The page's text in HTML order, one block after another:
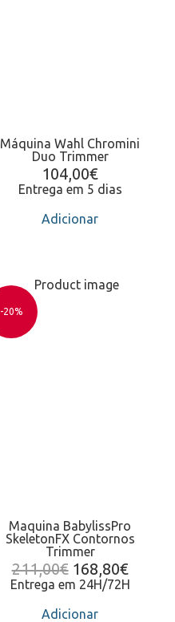
Máquina Wahl Chromini
Duo Trimmer
104,00€
Entrega em 5 dias
Adicionar
-20%
Maquina BabylissPro
SkeletonFX Contornos
Trimmer
211,00€ 168,80€
Entrega em 24H/72H
Adicionar